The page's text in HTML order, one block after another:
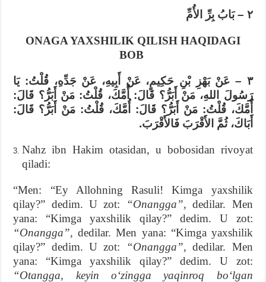
٢ – بَابُ بِرِّ الأُمِّ
ONAGA YAXSHILIK QILISH HAQIDAGI
BOB
٣ – عَنْ بَهْزِ بْنِ حَكِيمٍ، عَنْ أَبِيهِ، عَنْ جَدِّهِ، قُلْتُ: يَا
رَسُولَ اللهِ، مَنْ أَبَرُّ؟ قَالَ: أُمَّكَ، قُلْتُ: مَنْ أَبَرُّ؟ قَالَ:
أُمَّكَ، قُلْتُ: مَنْ أَبَرُّ؟ قَالَ: أُمَّكَ، قُلْتُ: مَنْ أَبَرُّ؟ قَالَ:
أَبَاكَ، ثُمَّ الأَقْرَبَ فَالأَقْرَبَ.
Nahz ibn Hakim otasidan, u bobosidan rivoyat
qiladi:
“Men: “Ey Allohning Rasuli! Kimga yaxshilik
qilay?” dedim. U zot: “Onangga”, dedilar. Men
yana: “Kimga yaxshilik qilay?” dedim. U zot:
“Onangga”, dedilar. Men yana: “Kimga yaxshilik
qilay?” dedim. U zot: “Onangga”, dedilar. Men
yana: “Kimga yaxshilik qilay?” dedim. U zot:
“Otangga, keyin oʻzingga yaqinroq boʻlgan